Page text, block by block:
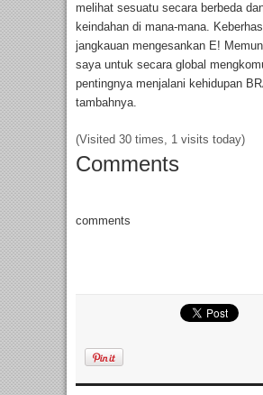
melihat sesuatu secara berbeda
keindahan di mana-mana.
jangkauan mengesankan E!
saya untuk secara global
pentingnya menjalani kehidupan
tambahnya.
(Visited 30 times, 1 visits today)
Comments
comments